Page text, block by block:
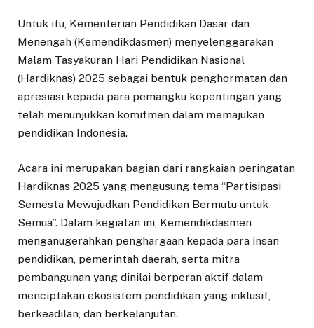
Untuk itu, Kementerian Pendidikan Dasar dan
Menengah (Kemendikdasmen) menyelenggarakan
Malam Tasyakuran Hari Pendidikan Nasional
(Hardiknas) 2025 sebagai bentuk penghormatan dan
apresiasi kepada para pemangku kepentingan yang
telah menunjukkan komitmen dalam memajukan
pendidikan Indonesia.
Acara ini merupakan bagian dari rangkaian peringatan
Hardiknas 2025 yang mengusung tema “Partisipasi
Semesta Mewujudkan Pendidikan Bermutu untuk
Semua”. Dalam kegiatan ini, Kemendikdasmen
menganugerahkan penghargaan kepada para insan
pendidikan, pemerintah daerah, serta mitra
pembangunan yang dinilai berperan aktif dalam
menciptakan ekosistem pendidikan yang inklusif,
berkeadilan, dan berkelanjutan.